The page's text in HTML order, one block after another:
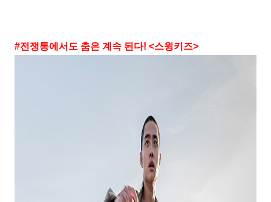
#전쟁통에서도 춤은 계속 된다! <스윙키즈>